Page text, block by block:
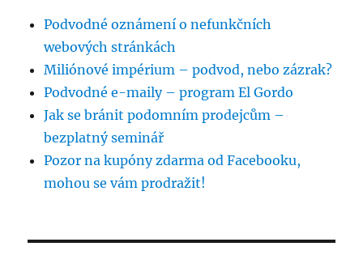
Podvodné oznámení o nefunkčních
webových stránkách
Miliónové impérium – podvod, nebo zázrak?
Podvodné e-maily – program El Gordo
Jak se bránit podomním prodejcům –
bezplatný seminář
Pozor na kupóny zdarma od Facebooku,
mohou se vám prodražit!